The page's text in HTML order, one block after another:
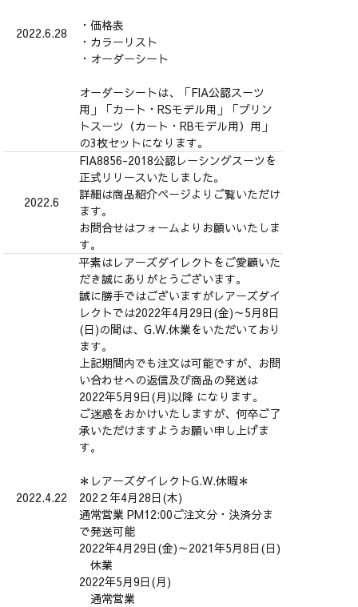
2022.6.28
・価格表
・カラーリスト
・オーダーシート
オーダーシートは、「FIA公認スーツ
用」「カート・RSモデル用」「プリン
トスーツ（カート・RBモデル用）用」
の3枚セットになります。
2022.6
FIA8856-2018公認レーシングスーツを
正式リリースいたしました。
詳細は商品紹介ページよりご覧いただけ
ます。
お問合せはフォームよりお願いいたしま
す。
2022.4.22
平素はレアーズダイレクトをご愛顧いた
だき誠にありがとうございます。
誠に勝手ではございますがレアーズダイ
レクトでは2022年4月29日(金)～5月8日
(日)の間は、G.W.休業をいただいており
ます。
上記期間内でも注文は可能ですが、お問
い合わせへの返信及び商品の発送は
2022年5月9日(月)以降 になります。
ご迷惑をおかけいたしますが、何卒ご了
承いただけますようお願い申し上げま
す。
＊レアーズダイレクトG.W.休暇＊
202２年4月28日(木)
通常営業 PM12:00ご注文分・決済分ま
で発送可能
2022年4月29日(金)～2021年5月8日(日)
休業
2022年5月9日(月)
通常営業